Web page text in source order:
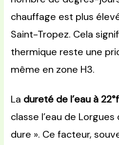
chauffage est plus
Saint-Tropez. Cela
thermique reste une
même en zone H3.
La dureté de l’eau à 22°f
classe l’eau de
dure ». Ce facteur,